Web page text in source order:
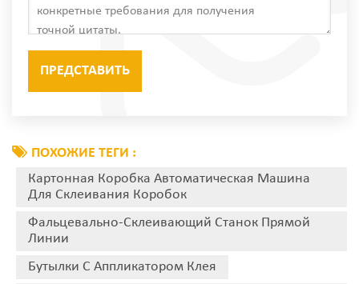
ПОХОЖИЕ ТЕГИ :
Картонная Коробка Автоматическая Машина
Для Склеивания Коробок
Фальцевально-Склеивающий Станок Прямой
Линии
Бутылки С Аппликатором Клея